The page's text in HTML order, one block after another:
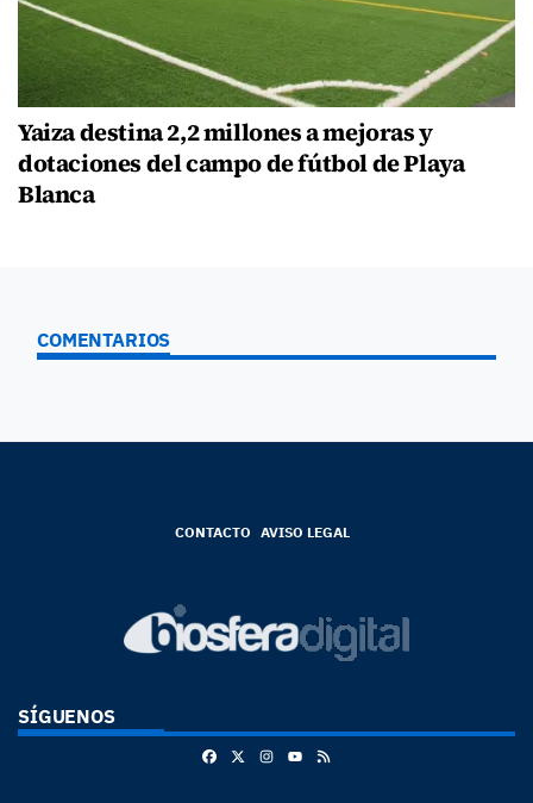
Yaiza destina 2,2 millones a mejoras y
dotaciones del campo de fútbol de Playa
Blanca
COMENTARIOS
CONTACTO AVISO LEGAL
SÍGUENOS
FacebookInstagram